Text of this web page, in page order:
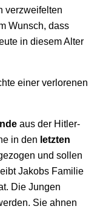
verzweifelten
Wunsch, dass
in diesem Alter
einer verlorenen
aus der Hitler-
in den letzten
und sollen
Jakobs Familie
Die Jungen
Sie ahnen